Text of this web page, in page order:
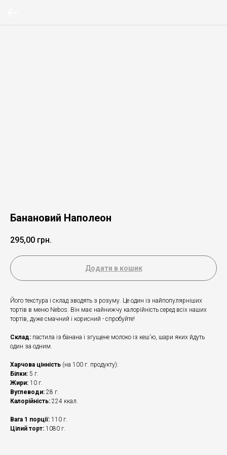
Банановий Наполеон
295,00 грн.
Додати в кошик
Його текстура і склад зводять з розуму. Це один із найпопулярніших
тортів в меню Nebos. Він має найнижчу калорійність серед всіх наших
тортів, дуже смачний і корисний - спробуйте!
Склад: пастила із банана і згущене молоко із кеш'ю, шари яких йдуть
один за одним.
Харчова цінність (на 100 г. продукту):
Білки: 5 г.
Жири: 10 г.
Вуглеводи: 28 г.
Калорійність: 224 ккал.
Вага 1 порції: 110 г.
Цілий торт: 1080 г.